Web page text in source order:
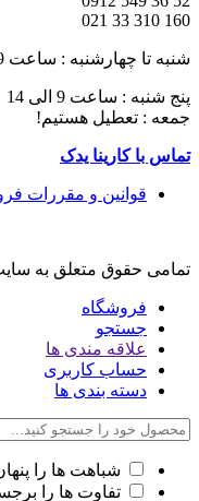
160 310 33 021
شنبه تا چهارشنبه : ساعت 9 الی 18
پنج شنبه : ساعت 9 الی 14
جمعه : تعطیل هستیم!
تماس با کارینا یدک
قوانین و مقررات
تمامی حقوق متعلق به
فروشگاه
جستجو
علاقه مندی ها
حساب کاربری
دسته بندی ها
شباهت ها را
تفاوت ها را